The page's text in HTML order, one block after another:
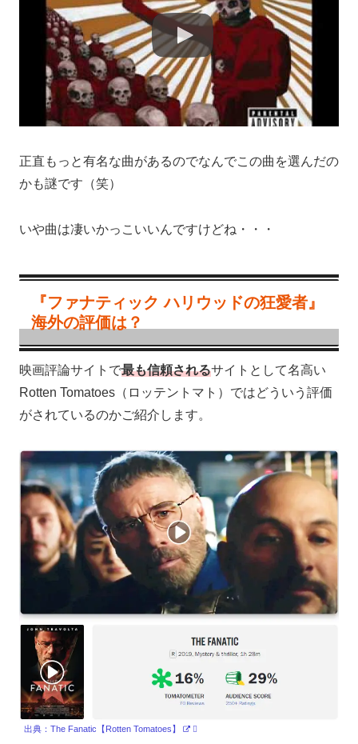
正直もっと有名な曲があるのでなんでこの曲を選んだの
かも謎です（笑）
いや曲は凄いかっこいいんですけどね・・・
『ファナティック ハリウッドの狂愛者』
海外の評価は？
映画評論サイトで最も信頼されるサイトとして名高い
Rotten Tomatoes（ロッテントマト）ではどういう評価
がされているのかご紹介します。
出典：The Fanatic【Rotten Tomatoes】